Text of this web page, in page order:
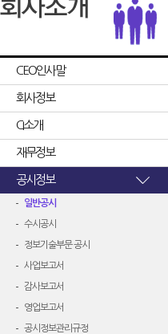
CEO인사말
회사정보
CI소개
재무정보
공시정보
일반공시
수시공시
정보기술부문 공시
사업보고서
감사보고서
영업보고서
공시정보관리규정